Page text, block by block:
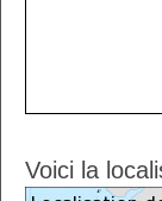
Voici la